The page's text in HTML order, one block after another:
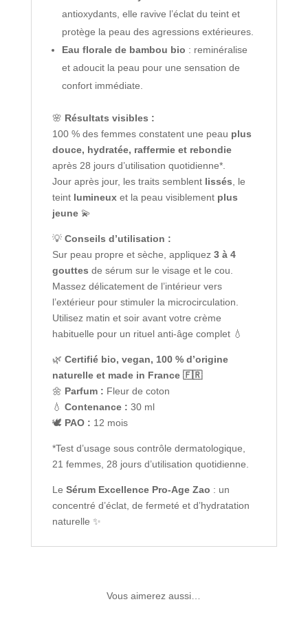
antioxydants, elle ravive l’éclat du teint et
protège la peau des agressions extérieures.
Eau florale de bambou bio : reminéralise
et adoucit la peau pour une sensation de
confort immédiate.
🌸 Résultats visibles :
100 % des femmes constatent une peau plus
douce, hydratée, raffermie et rebondie
après 28 jours d’utilisation quotidienne*.
Jour après jour, les traits semblent lissés , le
teint lumineuxet la peau visiblement plus
jeune💫
💡 Conseils d’utilisation :
Sur peau propre et sèche, appliquez 3 à 4
gouttes de sérum sur le visage et le cou.
Massez délicatement de l’intérieur vers
l’extérieur pour stimuler la microcirculation.
Utilisez matin et soir avant votre crème
habituelle pour un rituel anti-âge complet 💧
🌿 Certifié bio, vegan, 100 % d’origine
naturelle et made in France 🇫🇷
🌼 Parfum : Fleur de coton
💧 Contenance : 30 ml
🕊️ PAO : 12 mois
*Test d’usage sous contrôle dermatologique,
21 femmes, 28 jours d’utilisation quotidienne.
Le Sérum Excellence Pro-Age Zao : un
concentré d’éclat, de fermeté et d’hydratation
naturelle ✨
Vous aimerez aussi…